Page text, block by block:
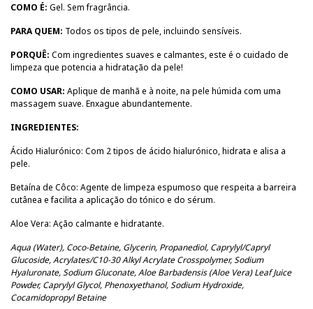
COMO É: Gel. Sem fragrância.
PARA QUEM: Todos os tipos de pele, incluindo sensíveis.
PORQUÊ: Com ingredientes suaves e calmantes, este é o cuidado de
limpeza que potencia a hidratação da pele!
COMO USAR: Aplique de manhã e à noite, na pele húmida com uma
massagem suave. Enxague abundantemente.
INGREDIENTES:
Ácido Hialurónico: Com 2 tipos de ácido hialurónico, hidrata e alisa a
pele.
Betaína de Côco: Agente de limpeza espumoso que respeita a barreira
cutânea e facilita a aplicação do tónico e do sérum.
Aloe Vera: Ação calmante e hidratante.
Aqua (Water), Coco-Betaine, Glycerin, Propanediol, Caprylyl/Capryl
Glucoside, Acrylates/C10-30 Alkyl Acrylate Crosspolymer, Sodium
Hyaluronate, Sodium Gluconate, Aloe Barbadensis (Aloe Vera) Leaf Juice
Powder, Caprylyl Glycol, Phenoxyethanol, Sodium Hydroxide,
Cocamidopropyl Betaine